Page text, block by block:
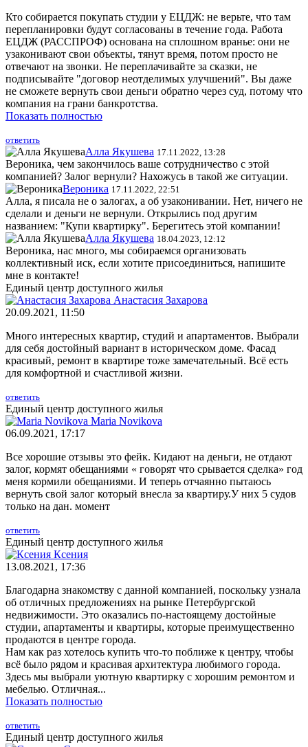
Кто собирается покупать студии у ЕЦДЖ: не верьте, что там
перепланировки будут согласованы в течение года. Работа
ЕЦДЖ (РАССПРОФ) основана на сплошном вранье: они не
узаконивают свои объекты, тянут время, потом просто не
отвечают на звонки. Не переплачивайте за сказки, не
подписывайте "договор неотделимых улучшений". Вы даже
не сможете вернуть свои деньги обратно через суд, потому что
компания на грани банкротства.
Показать полностью
ответить
Алла Якушева 17.11.2022, 13:28
Вероника, чем закончилось ваше сотрудничество с этой
компанией? Залог вернули? Нахожусь в такой же ситуации.
Вероника 17.11.2022, 22:51
Алла, я писала не о залогах, а об узаконивании. Нет, ничего не
сделали и деньги не вернули. Открылись под другим
названием: "Купи квартирку". Берегитесь этой компании!
Алла Якушева 18.04.2023, 12:12
Вероника, нас много, мы собираемся организовать
коллективный иск, если хотите присоединиться, напишите
мне в контакте!
Единый центр доступного жилья
Анастасия Захарова
20.09.2021, 11:50
Много интересных квартир, студий и апартаментов. Выбрали
для себя достойный вариант в историческом доме. Фасад
красивый, ремонт в квартире тоже замечательный. Всё есть
для комфортной и счастливой жизни.
ответить
Единый центр доступного жилья
Maria Novikova
06.09.2021, 17:17
Все хорошие отзывы это фейк. Кидают на деньги, не отдают
залог, кормят обещаниями « говорят что срывается сделка» год
меня кормили обещаниями. И теперь отчаянно пытаюсь
вернуть свой залог который внесла за квартиру.У них 5 судов
только на дан. момент
ответить
Единый центр доступного жилья
Ксения
13.08.2021, 17:36
Благодарна знакомству с данной компанией, поскольку узнала
об отличных предложениях на рынке Петербургской
недвижимости. Это оказались по-настоящему достойные
студии, апартаменты и квартиры, которые преимущественно
продаются в центре города.
Нам как раз хотелось купить что-то поближе к центру, чтобы
всё было рядом и красивая архитектура любимого города.
Здесь мы выбрали уютную квартирку с хорошим ремонтом и
мебелью. Отличная...
Показать полностью
ответить
Единый центр доступного жилья